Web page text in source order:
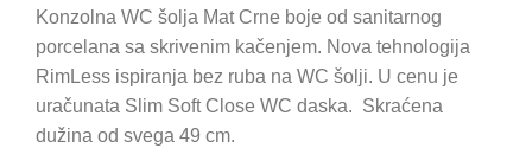
cena
je
bila:
29.430,00 RSD.
cena
je:
25.900,00 RSD.
Konzolna WC šolja Mat Crne boje od sanitarnog
porcelana sa skrivenim kačenjem. Nova tehnologija
RimLess ispiranja bez ruba na WC šolji. U cenu je
uračunata Slim Soft Close WC daska. Skraćena
dužina od svega 49 cm.